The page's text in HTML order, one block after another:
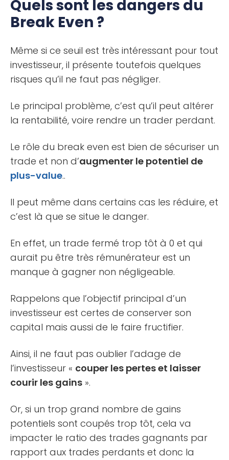
Quels sont les dangers du
Break Even ?
Même si ce seuil est très intéressant pour tout
investisseur, il présente toutefois quelques
risques qu’il ne faut pas négliger.
Le principal problème, c’est qu’il peut altérer
la rentabilité, voire rendre un trader perdant.
Le rôle du break even est bien de sécuriser un
trade et non d’augmenter le potentiel de
plus-value..
Il peut même dans certains cas les réduire, et
c’est là que se situe le danger.
En effet, un trade fermé trop tôt à 0 et qui
aurait pu être très rémunérateur est un
manque à gagner non négligeable.
Rappelons que l’objectif principal d’un
investisseur est certes de conserver son
capital mais aussi de le faire fructifier.
Ainsi, il ne faut pas oublier l’adage de
l’investisseur « couper les pertes et laisser
courir les gains ».
Or, si un trop grand nombre de gains
potentiels sont coupés trop tôt, cela va
impacter le ratio des trades gagnants par
rapport aux trades perdants et donc la